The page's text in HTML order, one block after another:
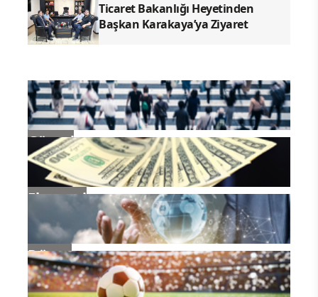
Ticaret Bakanlığı Heyetinden
Başkan Karakaya’ya Ziyaret
Güncel
Ekonomi
Dünya